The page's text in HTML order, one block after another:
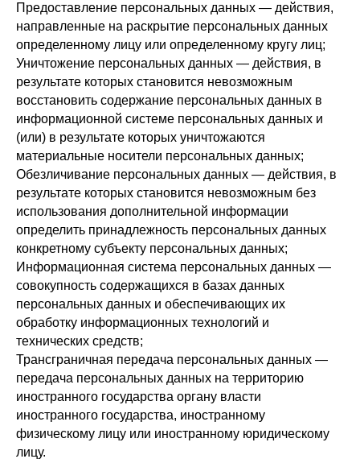
Предоставление персональных данных — действия,
направленные на раскрытие персональных данных
определенному лицу или определенному кругу лиц;
Уничтожение персональных данных — действия, в
результате которых становится невозможным
восстановить содержание персональных данных в
информационной системе персональных данных и
(или) в результате которых уничтожаются
материальные носители персональных данных;
Обезличивание персональных данных — действия, в
результате которых становится невозможным без
использования дополнительной информации
определить принадлежность персональных данных
конкретному субъекту персональных данных;
Информационная система персональных данных —
совокупность содержащихся в базах данных
персональных данных и обеспечивающих их
обработку информационных технологий и
технических средств;
Трансграничная передача персональных данных —
передача персональных данных на территорию
иностранного государства органу власти
иностранного государства, иностранному
физическому лицу или иностранному юридическому
лицу.